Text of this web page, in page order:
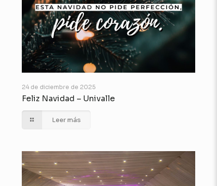
24 de diciembre de 2025
Feliz Navidad – Univalle
Leer más